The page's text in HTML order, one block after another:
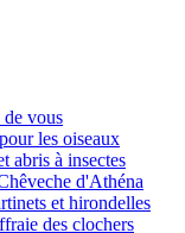
vous
les oiseaux
abris à insectes
d'Athéna
et hirondelles
des clochers